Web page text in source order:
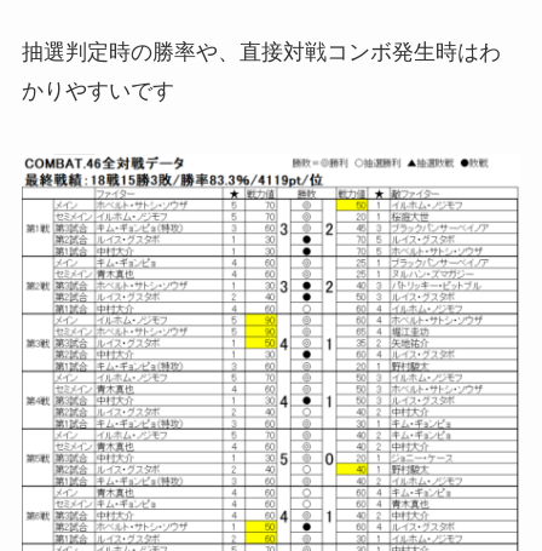
抽選判定時の勝率や、直接対戦コンボ発生時はわ
かりやすいです